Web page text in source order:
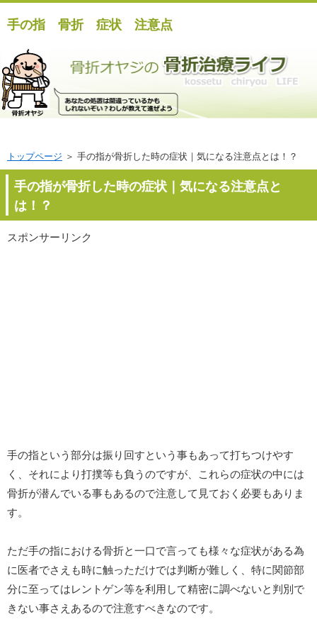
手の指 骨折 症状 注意点
トップページ ＞ 手の指が骨折した時の症状｜気になる注意点とは！？
手の指が骨折した時の症状｜気になる注意点と
は！？
スポンサーリンク
手の指という部分は振り回すという事もあって打ちつけやす
く、それにより打撲等も負うのですが、これらの症状の中には
骨折が潜んでいる事もあるので注意して見ておく必要もありま
す。
ただ手の指における骨折と一口で言っても様々な症状がある為
に医者でさえも時に触っただけでは判断が難しく、特に関節部
分に至ってはレントゲン等を利用して精密に調べないと判別で
きない事さえあるので注意すべきなのです。